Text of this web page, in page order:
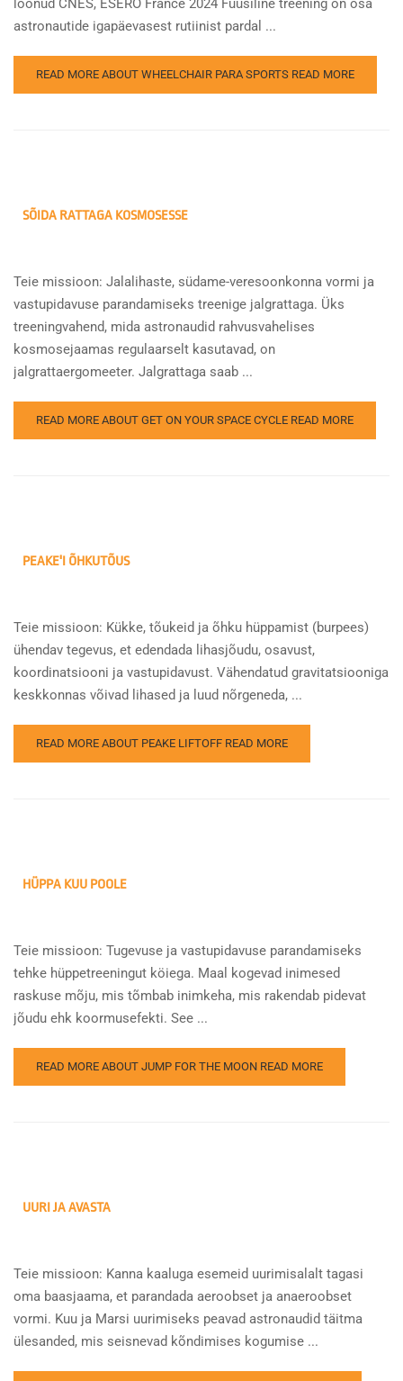
loonud CNES, ESERO France 2024 Füüsiline treening on osa
astronautide igapäevasest rutiinist pardal ...
READ MORE ABOUT WHEELCHAIR PARA SPORTS READ MORE
SÕIDA RATTAGA KOSMOSESSE
Teie missioon: Jalalihaste, südame-veresoonkonna vormi ja
vastupidavuse parandamiseks treenige jalgrattaga. Üks
treeningvahend, mida astronaudid rahvusvahelises
kosmosejaamas regulaarselt kasutavad, on
jalgrattaergomeeter. Jalgrattaga saab ...
READ MORE ABOUT GET ON YOUR SPACE CYCLE READ MORE
PEAKE'I ÕHKUTÕUS
Teie missioon: Kükke, tõukeid ja õhku hüppamist (burpees)
ühendav tegevus, et edendada lihasjõudu, osavust,
koordinatsiooni ja vastupidavust. Vähendatud gravitatsiooniga
keskkonnas võivad lihased ja luud nõrgeneda, ...
READ MORE ABOUT PEAKE LIFTOFF READ MORE
HÜPPA KUU POOLE
Teie missioon: Tugevuse ja vastupidavuse parandamiseks
tehke hüppetreeningut köiega. Maal kogevad inimesed
raskuse mõju, mis tõmbab inimkeha, mis rakendab pidevat
jõudu ehk koormusefekti. See ...
READ MORE ABOUT JUMP FOR THE MOON READ MORE
UURI JA AVASTA
Teie missioon: Kanna kaaluga esemeid uurimisalalt tagasi
oma baasjaama, et parandada aeroobset ja anaeroobset
vormi. Kuu ja Marsi uurimiseks peavad astronaudid täitma
ülesanded, mis seisnevad kõndimises kogumise ...